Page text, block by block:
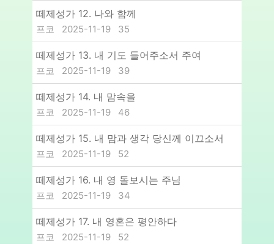
떼제성가 12. 나와 함께
프코 2025-11-19 35
떼제성가 13. 내 기도 들어주소서 주여
프코 2025-11-19 39
떼제성가 14. 내 맘속을
프코 2025-11-19 46
떼제성가 15. 내 맘과 생각 당신께 이끄소서
프코 2025-11-19 52
떼제성가 16. 내 영 돌보시는 주님
프코 2025-11-19 34
떼제성가 17. 내 영혼은 평안하다
프코 2025-11-19 52